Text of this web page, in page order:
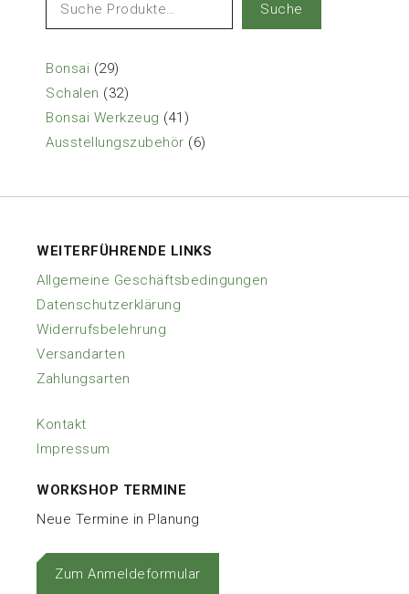
Suche
Bonsai 2929
Produkte
Schalen 3232
Produkte
Bonsai Werkzeug 41 41
Produkte
Ausstellungszubehör 66
WEITERFÜHRENDE LINKS
Allgemeine Geschäftsbedingungen
Datenschutzerklärung
Widerrufsbelehrung
Versandarten
Zahlungsarten
Kontakt
Impressum
WORKSHOP TERMINE
Neue Termine in Planung
Zum Anmeldeformular